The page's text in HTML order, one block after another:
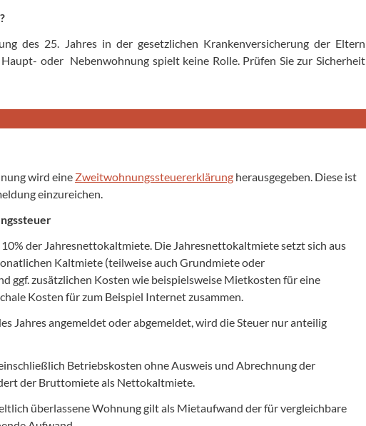
des 25. Jahres in der gesetzlichen Krankenversicherung der Eltern
oder Nebenwohnung spielt keine Rolle. Prüfen Sie zur Sicherheit
wird eine Zweitwohnungssteuererklärung herausgegeben. Diese ist
einzureichen.
der Jahresnettokaltmiete. Die Jahresnettokaltmiete setzt sich aus
Kaltmiete (teilweise auch Grundmiete oder
ggf. zusätzlichen Kosten wie beispielsweise Mietkosten für eine
Kosten für zum Beispiel Internet zusammen.
Jahres angemeldet oder abgemeldet, wird die Steuer nur anteilig
Betriebskosten ohne Ausweis und Abrechnung der
der Bruttomiete als Nettokaltmiete.
überlassene Wohnung gilt als Mietaufwand der für vergleichbare